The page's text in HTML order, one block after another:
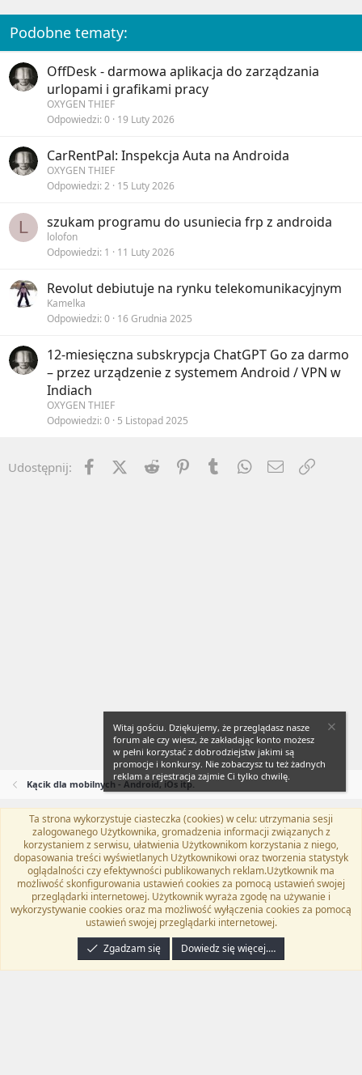
:
Podobne tematy:
OffDesk - darmowa aplikacja do zarządzania
urlopami i grafikami pracy
OXYGEN THIEF
Odpowiedzi 0 19 Luty 2026
CarRentPal: Inspekcja Auta na Androida
OXYGEN THIEF
Odpowiedzi 2 15 Luty 2026
L szukam programu do usuniecia frp z androida
lolofon
Odpowiedzi 1 11 Luty 2026
Revolut debiutuje na rynku telekomunikacyjnym
Kamelka
Odpowiedzi 0 16 Grudnia 2025
12-miesięczna subskrypcja ChatGPT Go za darmo
– przez urządzenie z systemem Android / VPN w
Indiach
OXYGEN THIEF
Odpowiedzi 0 5 Listopad 2025
Udostępnij: FacebookX (Twitter)
Reddit PinterestTumblr WhatsApp
Email
Kącik dla mobilnych - Android, iOs itp.
Flat Awesome + (Parent DO NOT EDIT)
Polski (PL)
Kontakt
Regulamin Polityka prywatności Pomoc
TwitterKontakt
RSS
Community platform by XenForo® © 2010-2024 XenForo Ltd.
programyzadarmo.net.pl . | Xenforo Add-ons
Email Check by MPM.PM
Witaj gościu. Dziękujemy, że przeglądasz nasze
forum ale czy wiesz, że zakładając konto możesz
w pełni korzystać z dobrodziejstw jakimi są
promocje i konkursy. Nie zobaczysz tu też żadnych
reklam a rejestracja zajmie Ci tylko chwilę.
Ta strona wykorzystuje ciasteczka (cookies) w celu: utrzymania sesji
zalogowanego Użytkownika, gromadzenia informacji związanych z
korzystaniem z serwisu, ułatwienia Użytkownikom korzystania z niego,
dopasowania treści wyświetlanych Użytkownikowi oraz tworzenia statystyk
oglądalności czy efektywności publikowanych reklam.Użytkownik ma
możliwość skonfigurowania ustawień cookies za pomocą ustawień swojej
przeglądarki internetowej. Użytkownik wyraża zgodę na używanie i
wykorzystywanie cookies oraz ma możliwość wyłączenia cookies za pomocą
ustawień swojej przeglądarki internetowej.
Zgadzam się
Dowiedz się więcej.…